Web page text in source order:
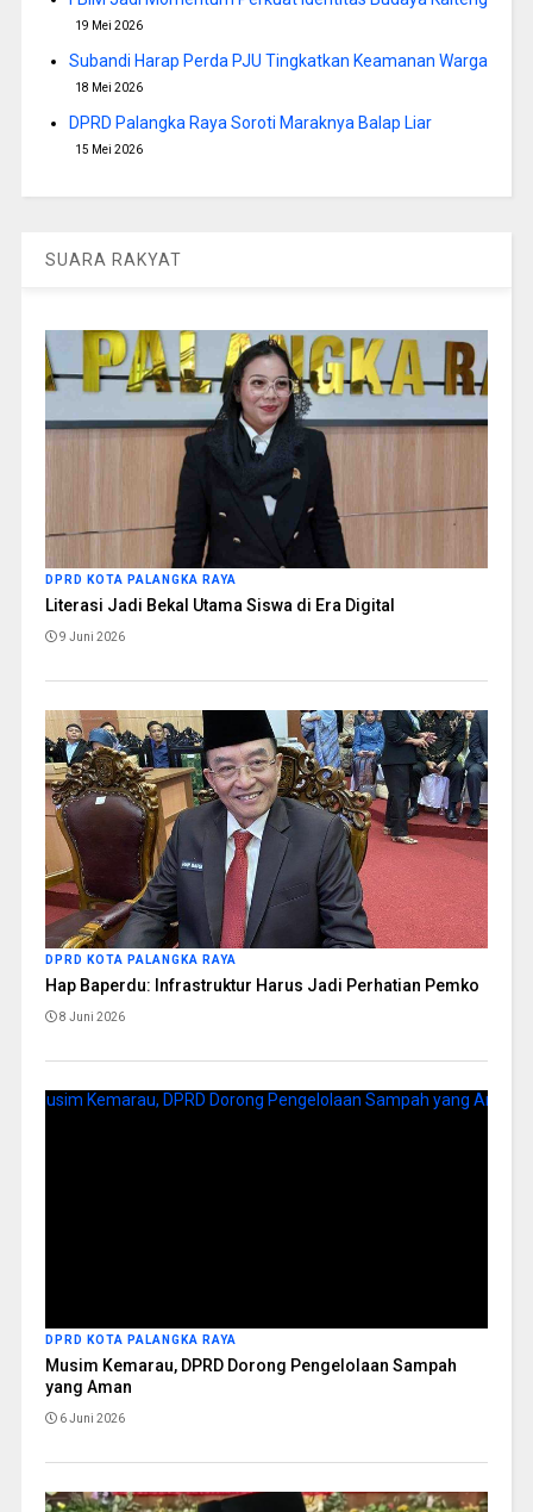
19 Mei 2026
Subandi Harap Perda PJU Tingkatkan Keamanan Warga
18 Mei 2026
DPRD Palangka Raya Soroti Maraknya Balap Liar
15 Mei 2026
SUARA RAKYAT
DPRD KOTA PALANGKA RAYA
Literasi Jadi Bekal Utama Siswa di Era Digital
9 Juni 2026
DPRD KOTA PALANGKA RAYA
Hap Baperdu: Infrastruktur Harus Jadi Perhatian Pemko
8 Juni 2026
DPRD KOTA PALANGKA RAYA
Musim Kemarau, DPRD Dorong Pengelolaan Sampah
yang Aman
6 Juni 2026